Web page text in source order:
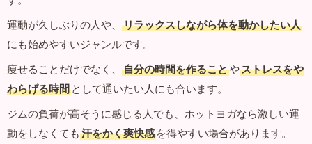
運動が久しぶりの人や、
リラックスしながら体を動かしたい人
にも始めやすいジャンルです。
痩せることだけでなく、
自分の時間を作ることやストレスをや
わらげる時間 として通いたい人にも合います。
ジムの負荷が高そうに感じる人でも、ホットヨガなら激しい運
動をしなくても 汗をかく爽快感 を得やすい場合があります。